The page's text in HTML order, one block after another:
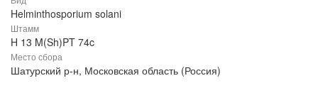
Helminthosporium solani
Штамм
H 13 M(Sh)PT 74c
Место сбора
Шатурский р-н, Московская область (Россия)